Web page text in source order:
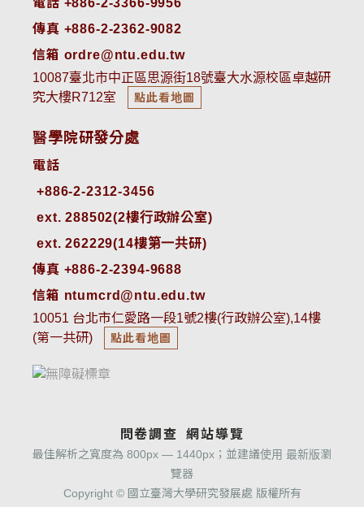
傳真 +886-2-2362-9082
信箱 ordre@ntu.edu.tw
10087臺北市中正區思源街18號臺大水源校區卓越研
究大樓R712室
點此看地圖
醫學院研發分處
電話
ext. 288502(2樓行政辦公室)
ext. 262229(14樓第一共研)
傳真 +886-2-2394-9688
信箱 ntumcrd@ntu.edu.tw
10051 台北市仁愛路一段1號2樓(行政辦公室),14樓
(第一共研)
點此看地圖
問卷調查 網站導覽
最佳解析之寬度為 800px — 1440px；並建議使用 最新版瀏
覽器
Copyright © 國立臺灣大學研究發展處 版權所有